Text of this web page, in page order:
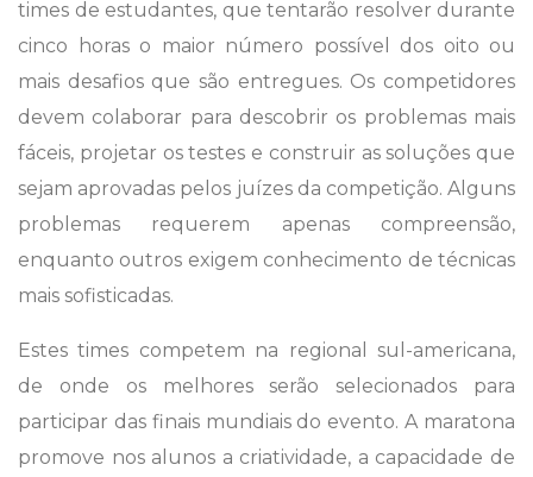
times de estudantes, que tentarão resolver durante
cinco horas o maior número possível dos oito ou
mais desafios que são entregues. Os competidores
devem colaborar para descobrir os problemas mais
fáceis, projetar os testes e construir as soluções que
sejam aprovadas pelos juízes da competição. Alguns
problemas requerem apenas compreensão,
enquanto outros exigem conhecimento de técnicas
mais sofisticadas.
Estes times competem na regional sul-americana,
de onde os melhores serão selecionados para
participar das finais mundiais do evento. A maratona
promove nos alunos a criatividade, a capacidade de